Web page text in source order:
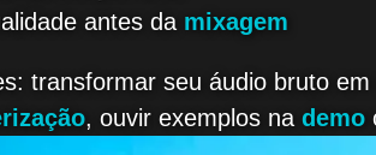
antes da mixagem
transformar seu áudio bruto
, ouvir exemplos na demo